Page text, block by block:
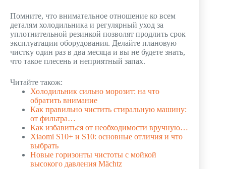
Помните, что внимательное отношение ко всем
деталям холодильника и регулярный уход за
уплотнительной резинкой позволят продлить срок
эксплуатации оборудования. Делайте плановую
чистку один раз в два месяца и вы не будете знать,
что такое плесень и неприятный запах.
Читайте також:
Холодильник сильно морозит: на что
обратить внимание
Как правильно чистить стиральную машину:
от фильтра…
Как избавиться от необходимости вручную…
Xiaomi S10+ и S10: основные отличия и что
выбрать
Новые горизонты чистоты с мойкой
высокого давления Mächtz